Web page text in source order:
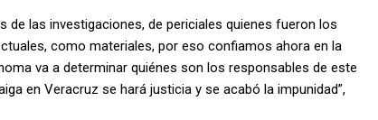
de las investigaciones, de periciales quienes fueron los
como materiales, por eso confiamos ahora en la
va a determinar quiénes son los responsables de este
en Veracruz se hará justicia y se acabó la impunidad”,